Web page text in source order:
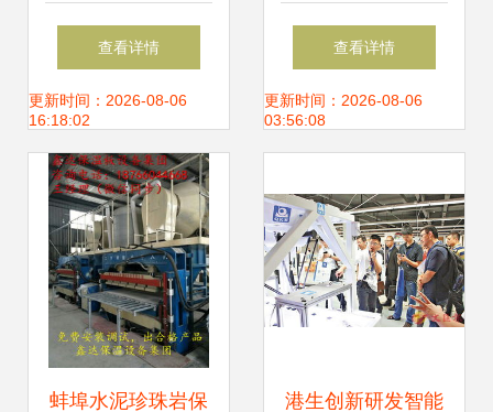
备 以研发驱动，掘
金海外市场，打造
隧道施工与数控机
床双轮增长
查看详情
更新时间：2026-08-06
16:18:02
包装机 智能化设备
研发的关键技术与
查看详情
更新时间：2026-08-06
03:56:08
蚌埠水泥珍珠岩保 港生创新研发智能